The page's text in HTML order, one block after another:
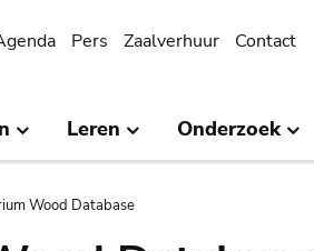
Pers Zaalverhuur Contact
Leren Onderzoek
Wood Database